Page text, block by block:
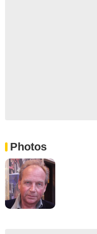
Photos